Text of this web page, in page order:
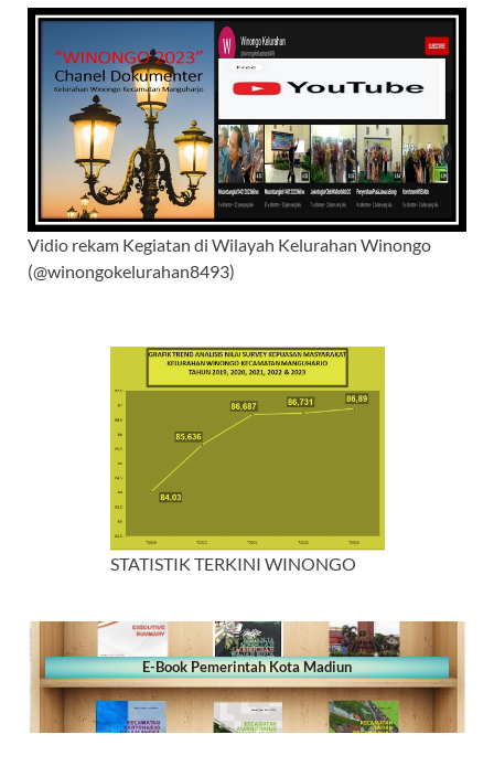
Vidio rekam Kegiatan di Wilayah Kelurahan Winongo
(@winongokelurahan8493)
STATISTIK TERKINI WINONGO
E-Book Pemerintah Kota Madiun